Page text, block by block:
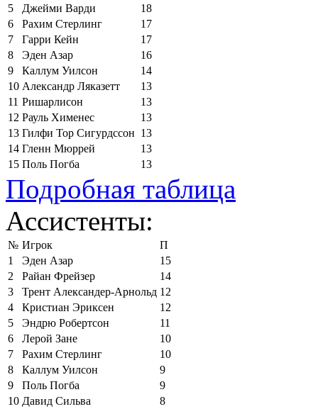
5
Джейми Варди
18
6
Рахим Стерлинг
17
7
Гарри Кейн
17
8
Эден Азар
16
9
Каллум Уилсон
14
10 Александр Ляказетт
13
11 Ришарлисон
13
12 Рауль Хименес
13
13 Гилфи Тор Сигурдссон 13
14 Гленн Мюррей
13
15 Поль Погба 13
Подробная таблица
Ассистенты:
№ Игрок
П
1
Эден Азар
15
2
Райан Фрейзер
14
3
Трент Александер-Арнольд 12
4
Кристиан Эриксен
12
5
Эндрю Робертсон
11
6
Лерой Зане
10
7
Рахим Стерлинг
10
8
Каллум Уилсон
9
9
Поль Погба
9
10 Давид Сильва
8